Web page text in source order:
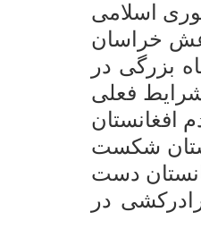
اسلامی
خراسان
بزرگی در
شرایط فعلی
افغانستان
شکست
دست
در